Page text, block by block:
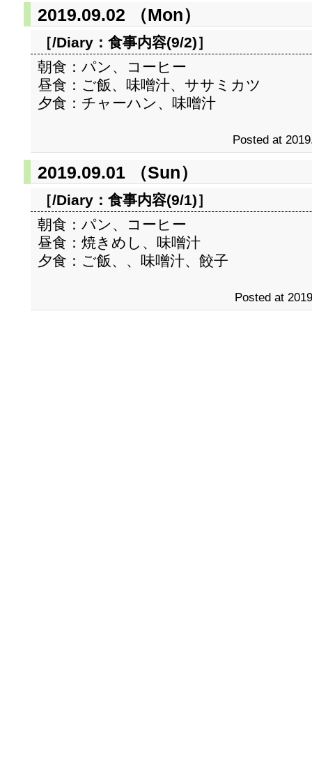
2019.09.02 （Mon）
［/Diary： 食事内容(9/2)］
朝食：パン、コーヒー
昼食：ご飯、味噌汁、ササミカツ
夕食：チャーハン、味噌汁
Posted at
2019.09.01 （Sun）
［/Diary： 食事内容(9/1)］
朝食：パン、コーヒー
昼食：焼きめし、味噌汁
夕食：ご飯、、味噌汁、餃子
Posted at